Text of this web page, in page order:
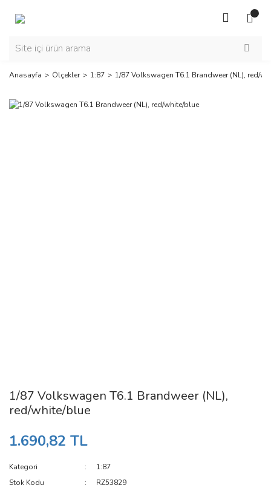
Anasayfa Ölçekler 1:87 1/87 Volkswagen T6.1 Brandweer (NL), red/
1/87 Volkswagen T6.1 Brandweer (NL),
red/white/blue
1.690,82 TL
Kategori
1:87
Stok Kodu
RZ53829